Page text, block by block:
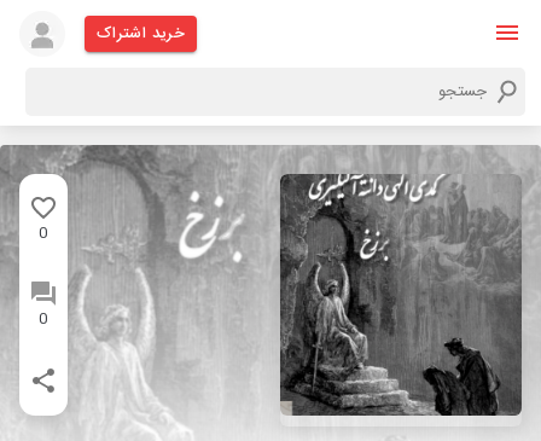
خرید اشتراک
0
0